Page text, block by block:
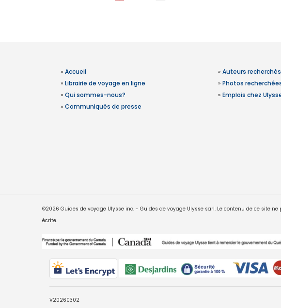
» Accueil
» Librairie de voyage en ligne
» Qui sommes-nous?
» Communiqués de presse
» Auteurs recherchés
» Photos
» Emplois chez
©2026 Guides de voyage Ulysse inc. - Guides de voyage Ulysse sarl. Le contenu de ce site
écrite.
V20260302